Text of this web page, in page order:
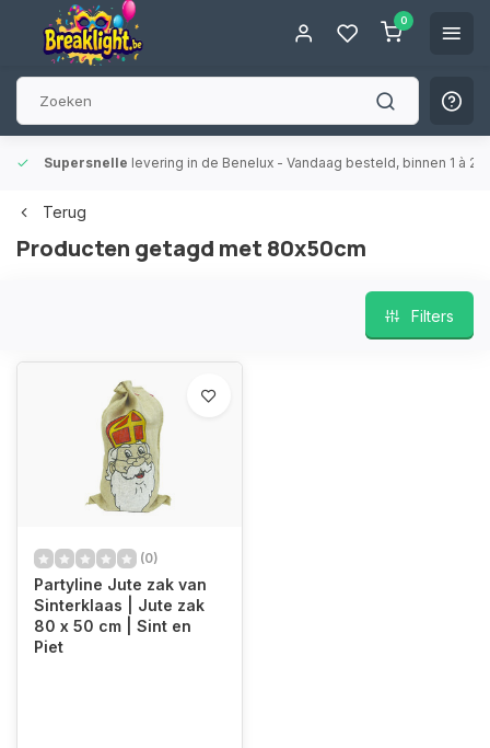
0
Supersnelle levering in de Benelux - Vandaag besteld, binnen 1 à 2
Terug
Producten getagd met 80x50cm
Filters
(0)
Partyline Jute zak van
Sinterklaas | Jute zak
80 x 50 cm | Sint en
Piet